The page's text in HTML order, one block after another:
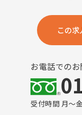
この
お電話での
受付時間 月～